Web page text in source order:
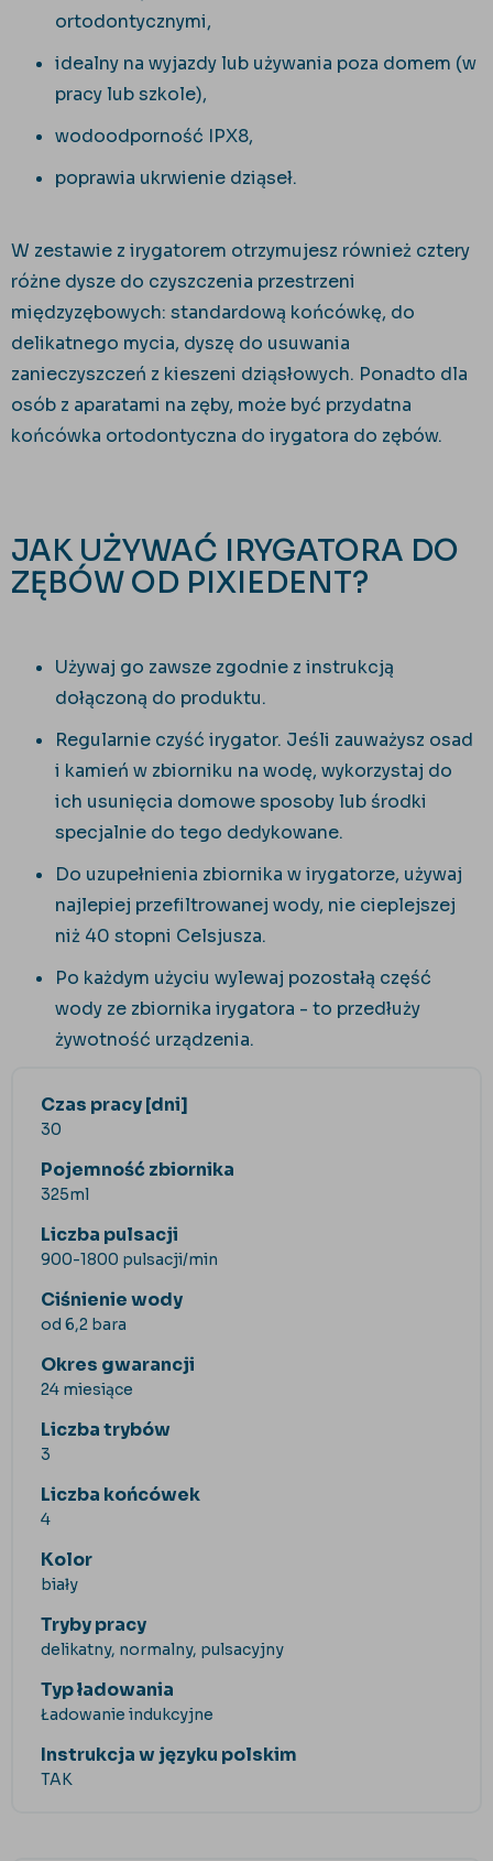
ortodontycznymi,
idealny na wyjazdy lub używania poza domem (w
pracy lub szkole),
wodoodporność IPX8,
poprawia ukrwienie dziąseł.
W zestawie z irygatorem otrzymujesz również cztery
różne dysze do czyszczenia przestrzeni
międzyzębowych: standardową końcówkę, do
delikatnego mycia, dyszę do usuwania
zanieczyszczeń z kieszeni dziąsłowych. Ponadto dla
osób z aparatami na zęby, może być przydatna
końcówka ortodontyczna do irygatora do zębów.
JAK UŻYWAĆ IRYGATORA DO
ZĘBÓW OD PIXIEDENT?
Używaj go zawsze zgodnie z instrukcją
dołączoną do produktu.
Regularnie czyść irygator. Jeśli zauważysz osad
i kamień w zbiorniku na wodę, wykorzystaj do
ich usunięcia domowe sposoby lub środki
specjalnie do tego dedykowane.
Do uzupełnienia zbiornika w irygatorze, używaj
najlepiej przefiltrowanej wody, nie cieplejszej
niż 40 stopni Celsjusza.
Po każdym użyciu wylewaj pozostałą część
wody ze zbiornika irygatora - to przedłuży
żywotność urządzenia.
Czas pracy [dni]
30
Pojemność zbiornika
325ml
Liczba pulsacji
900-1800 pulsacji/min
Ciśnienie wody
od 6,2 bara
Okres gwarancji
24 miesiące
Liczba trybów
3
Liczba końcówek
4
Kolor
biały
Tryby pracy
delikatny, normalny, pulsacyjny
Typ ładowania
Ładowanie indukcyjne
Instrukcja w języku polskim
TAK